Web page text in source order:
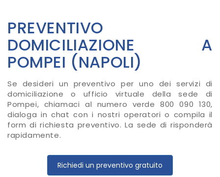
PREVENTIVO
DOMICILIAZIONE A
POMPEI (NAPOLI)
Se desideri un preventivo per uno dei servizi di
domiciliazione o ufficio virtuale della sede di
Pompei, chiamaci al numero verde 800 090 130,
dialoga in chat con i nostri operatori o compila il
form di richiesta preventivo. La sede di risponderà
rapidamente.
Richiedi un preventivo gratuito